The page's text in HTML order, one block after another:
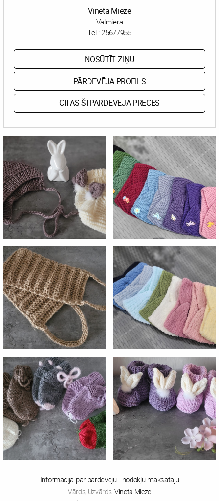
Vineta Mieze
Valmiera
Tel.:25677955
NOSŪTĪT ZIŅU
PĀRDEVĒJA PROFILS
CITAS ŠĪ PĀRDEVĒJA PRECES
Informācija par pārdevēju - nodokļu maksātāju
Vārds, Uzvārds: Vineta Mieze